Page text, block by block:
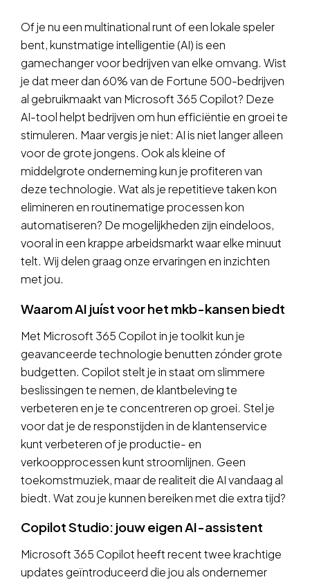
Of je nu een multinational runt of een lokale speler
bent, kunstmatige intelligentie (AI) is een
gamechanger voor bedrijven van elke omvang. Wist
je dat meer dan 60% van de Fortune 500-bedrijven
al gebruikmaakt van Microsoft 365 Copilot? Deze
AI-tool helpt bedrijven om hun efficiëntie en groei te
stimuleren. Maar vergis je niet: AI is niet langer alleen
voor de grote jongens. Ook als kleine of
middelgrote onderneming kun je profiteren van
deze technologie. Wat als je repetitieve taken kon
elimineren en routinematige processen kon
automatiseren? De mogelijkheden zijn eindeloos,
vooral in een krappe arbeidsmarkt waar elke minuut
telt. Wij delen graag onze ervaringen en inzichten
met jou.
Waarom AI juíst voor het mkb-kansen biedt
Met Microsoft 365 Copilot in je toolkit kun je
geavanceerde technologie benutten zónder grote
budgetten. Copilot stelt je in staat om slimmere
beslissingen te nemen, de klantbeleving te
verbeteren en je te concentreren op groei. Stel je
voor dat je de responstijden in de klantenservice
kunt verbeteren of je productie- en
verkoopprocessen kunt stroomlijnen. Geen
toekomstmuziek, maar de realiteit die AI vandaag al
biedt. Wat zou je kunnen bereiken met die extra tijd?
Copilot Studio: jouw eigen AI-assistent
Microsoft 365 Copilot heeft recent twee krachtige
updates geïntroduceerd die jou als ondernemer